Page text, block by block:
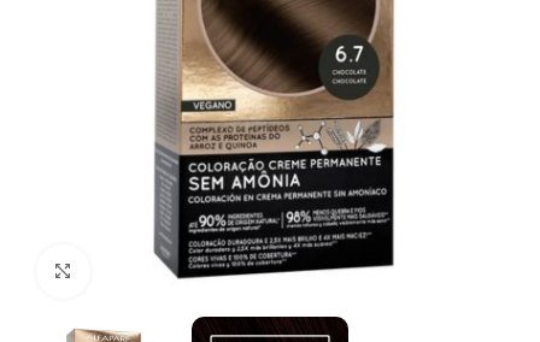
Clique para ampliar